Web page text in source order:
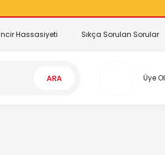
Hassasiyeti Sıkça Sorulan Sorular
ARA Üye Ol